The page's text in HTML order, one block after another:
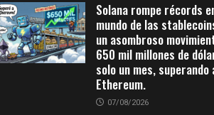
Solana rompe récords
mundo de las
un asombroso
650 mil millones de
solo un mes, superando
Ethereum.
07/08/2026